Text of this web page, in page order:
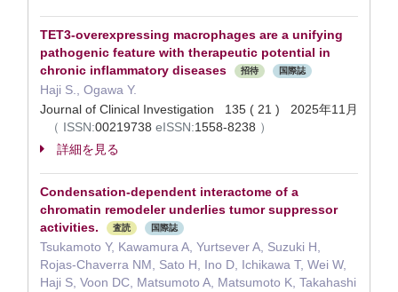
TET3-overexpressing macrophages are a unifying
pathogenic feature with therapeutic potential in
chronic inflammatory diseases
招待 国際誌
Haji S., Ogawa Y.
Journal of Clinical Investigation 135 ( 21 ) 2025年11月
（ ISSN:00219738 eISSN:1558-8238 ）
詳細を見る
Condensation-dependent interactome of a
chromatin remodeler underlies tumor suppressor
activities.
査読 国際誌
Tsukamoto Y, Kawamura A, Yurtsever A, Suzuki H,
Rojas-Chaverra NM, Sato H, Ino D, Ichikawa T, Wei W,
Haji S, Voon DC, Matsumoto A, Matsumoto K, Takahashi